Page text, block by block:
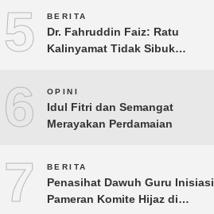
5 BERITA
Dr. Fahruddin Faiz: Ratu
Kalinyamat Tidak Sibuk
Perekonomian Rakyatnya
6 OPINI
Idul Fitri dan Semangat
Merayakan Perdamaian
7 BERITA
Penasihat Dawuh Guru Inisiasi
Pameran Komite Hijaz di